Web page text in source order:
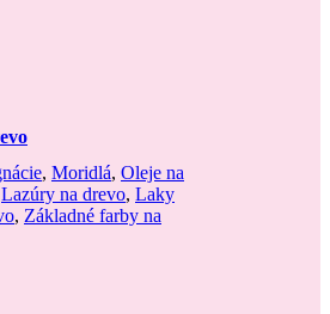
, Moridlá, Oleje na
Lazúry na drevo, Laky
, Základné farby na